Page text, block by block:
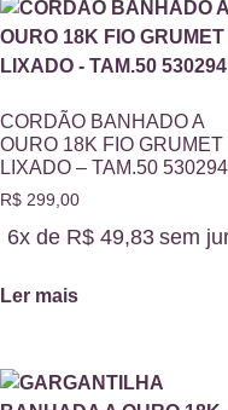
CORDÃO BANHADO A
OURO 18K FIO GRUMET
LIXADO – TAM.50 530294
R$ 299,00
6x de R$49,83 sem
Ler mais